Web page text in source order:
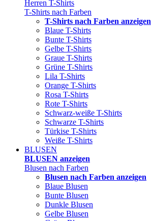
Herren T-Shirts
T-Shirts nach Farben
T-Shirts nach Farben anzeigen
Blaue T-Shirts
Bunte T-Shirts
Gelbe T-Shirts
Graue T-Shirts
Grüne T-Shirts
Lila T-Shirts
Orange T-Shirts
Rosa T-Shirts
Rote T-Shirts
Schwarz-weiße T-Shirts
Schwarze T-Shirts
Türkise T-Shirts
Weiße T-Shirts
BLUSEN
BLUSEN anzeigen
Blusen nach Farben
Blusen nach Farben anzeigen
Blaue Blusen
Bunte Blusen
Dunkle Blusen
Gelbe Blusen